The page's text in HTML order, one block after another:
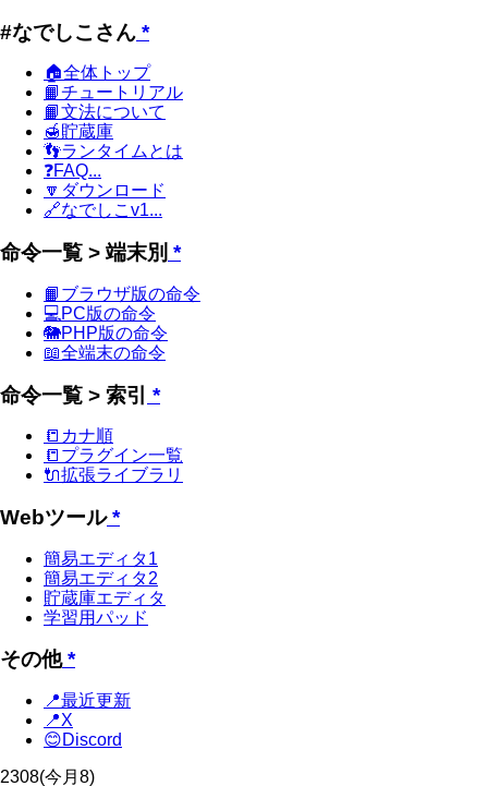
#なでしこさん *
🏠全体トップ
📙チュートリアル
📙文法について
🍯貯蔵庫
👣ランタイムとは
❓FAQ...
🔽ダウンロード
🔗なでしこv1...
命令一覧 > 端末別 *
📙ブラウザ版の命令
💻PC版の命令
🐘PHP版の命令
📖全端末の命令
命令一覧 > 索引 *
📒カナ順
📒プラグイン一覧
🔌拡張ライブラリ
Webツール*
簡易エディタ1
簡易エディタ2
貯蔵庫エディタ
学習用パッド
その他*
📍最近更新
📍X
😊Discord
2308(今月8)